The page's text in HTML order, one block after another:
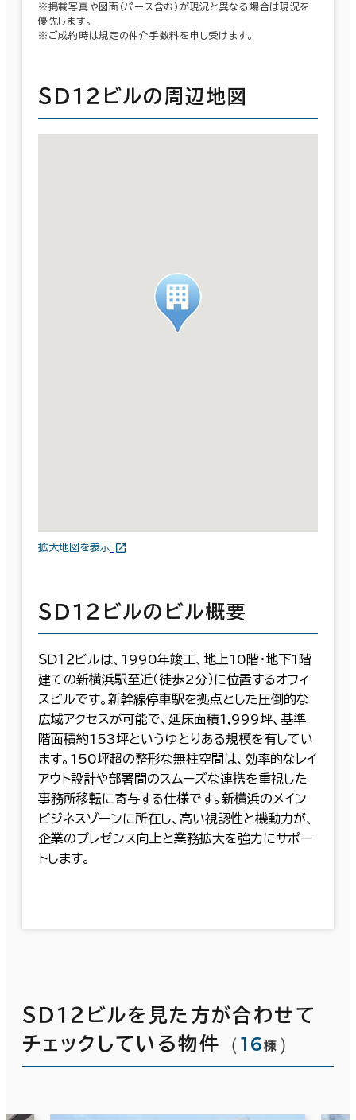
※掲載写真や図面（パース含む）が現況と異なる場合は現況を
優先します。
※ご成約時は規定の仲介手数料を申し受けます。
ＳＤ１２ビルの周辺地図
拡大地図を表示
ＳＤ１２ビルのビル概要
ＳＤ１２ビルは、1990年竣工、地上10階・地下1階
建ての新横浜駅至近（徒歩2分）に位置するオフィ
スビルです。新幹線停車駅を拠点とした圧倒的な
広域アクセスが可能で、延床面積1,999坪、基準
階面積約153坪というゆとりある規模を有してい
ます。150坪超の整形な無柱空間は、効率的なレイ
アウト設計や部署間のスムーズな連携を重視した
事務所移転に寄与する仕様です。新横浜のメイン
ビジネスゾーンに所在し、高い視認性と機動力が、
企業のプレゼンス向上と業務拡大を強力にサポー
トします。
ＳＤ１２ビルを見た方が合わせて
チェックしている物件
（16棟 ）